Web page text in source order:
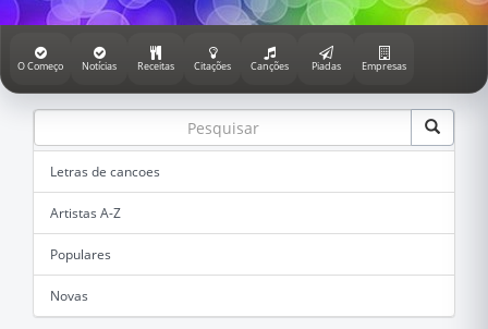
O Começo Notícias Receitas Citações Canções Piadas Empresas
Letras de cancoes
Artistas A-Z
Populares
Novas